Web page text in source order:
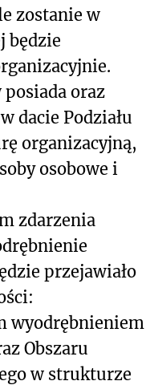
zostanie w
będzie
posiada oraz
dacie Podziału
organizacyjną,
osobowe i
zdarzenia
przejawiało
wyodrębnieniem
Obszaru
w strukturze